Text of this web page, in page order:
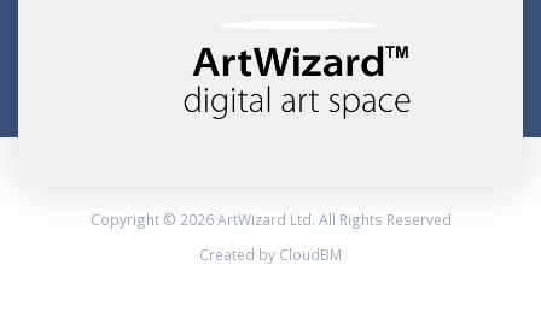
Copyright © 2026 ArtWizard Ltd. All Rights Reserved
Created by CloudBM